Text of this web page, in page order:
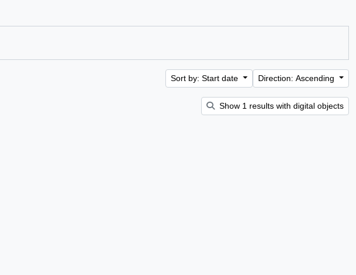
Sort by: Start date Direction: Ascending
Show 1 results with digital objects